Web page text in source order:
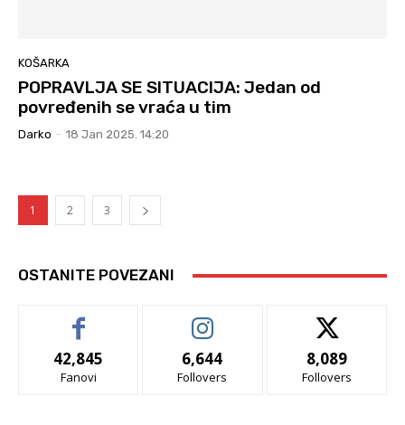
KOŠARKA
POPRAVLJA SE SITUACIJA: Jedan od
povređenih se vraća u tim
Darko - 18 Jan 2025. 14:20
1 2 3
OSTANITE POVEZANI
42,845
Fanovi
6,644
Follovers
8,089
Follovers